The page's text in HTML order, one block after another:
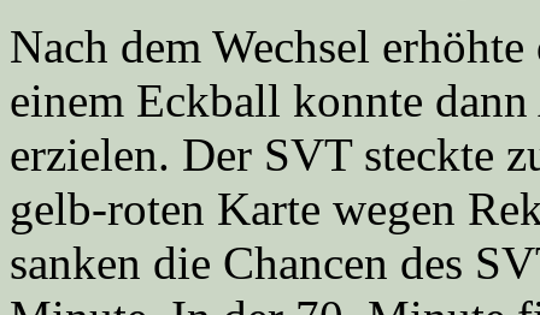
Nach dem Wechsel
einem Eckball konnte
erzielen. Der SVT steckte
gelb-roten Karte wegen
sanken die Chancen des